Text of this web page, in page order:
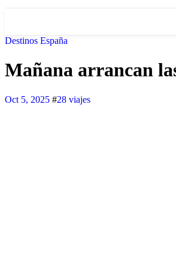
Destinos España
Mañana arrancan
Oct 5, 2025 #28 viajes